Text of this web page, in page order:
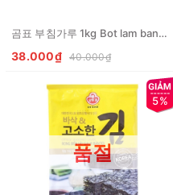
곰표 부침가루 1kg Bot lam banh xeo
38.000₫ 40.000₫
5%
품절